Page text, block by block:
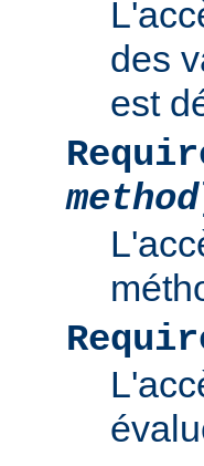
des
est
method